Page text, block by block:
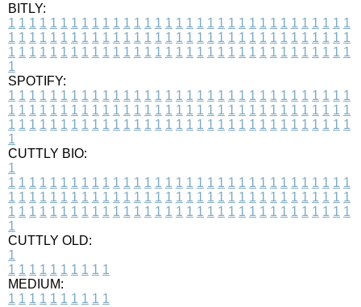
BITLY:
1 1 1 1 1 1 1 1 1 1 1 1 1 1 1 1 1 1 1 1 1 1 1 1 1 1 1 1 1 1 1 1 1
1 1 1 1 1 1 1 1 1 1 1 1 1 1 1 1 1 1 1 1 1 1 1 1 1 1 1 1 1 1 1 1 1
1 1 1 1 1 1 1 1 1 1 1 1 1 1 1 1 1 1 1 1 1 1 1 1 1 1 1 1 1 1 1 1 1
1
SPOTIFY:
1 1 1 1 1 1 1 1 1 1 1 1 1 1 1 1 1 1 1 1 1 1 1 1 1 1 1 1 1 1 1 1 1
1 1 1 1 1 1 1 1 1 1 1 1 1 1 1 1 1 1 1 1 1 1 1 1 1 1 1 1 1 1 1 1 1
1 1 1 1 1 1 1 1 1 1 1 1 1 1 1 1 1 1 1 1 1 1 1 1 1 1 1 1 1 1 1 1 1
1
CUTTLY BIO:
1
1 1 1 1 1 1 1 1 1 1 1 1 1 1 1 1 1 1 1 1 1 1 1 1 1 1 1 1 1 1 1 1 1
1 1 1 1 1 1 1 1 1 1 1 1 1 1 1 1 1 1 1 1 1 1 1 1 1 1 1 1 1 1 1 1 1
1 1 1 1 1 1 1 1 1 1 1 1 1 1 1 1 1 1 1 1 1 1 1 1 1 1 1 1 1 1 1 1 1
1
CUTTLY OLD:
1
1 1 1 1 1 1 1 1 1 1
MEDIUM:
1 1 1 1 1 1 1 1 1 1